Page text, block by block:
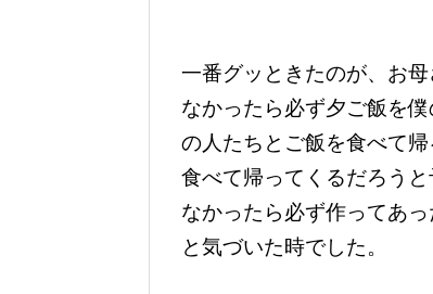
一番グッときたのが、お
なかったら必ず夕ご飯を
の人たちとご飯を食べて
食べて帰ってくるだろう
なかったら必ず作ってあ
と気づいた時でした。